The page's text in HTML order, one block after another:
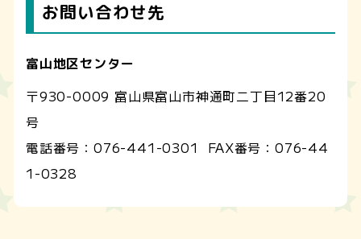
お問い合わせ先
富山地区センター
〒930-0009 富山県富山市神通町二丁目12番20
号
電話番号： 076-441-0301 FAX番号：076-44
1-0328